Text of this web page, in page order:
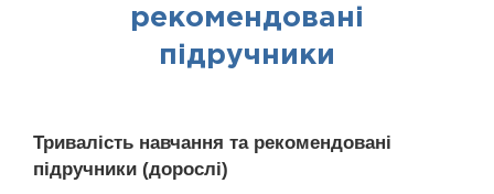
рекомендовані
підручники
Тривалість навчання та рекомендовані
підручники (дорослі)